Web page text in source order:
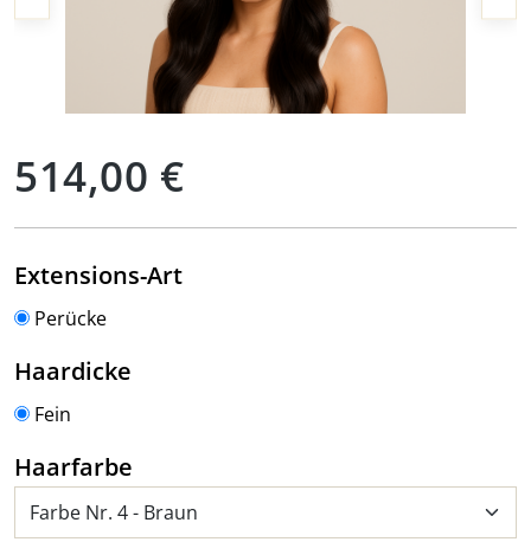
514,00 €
Extensions-Artauswählen
Perücke
Haardicke
Fein
Haarfarbe